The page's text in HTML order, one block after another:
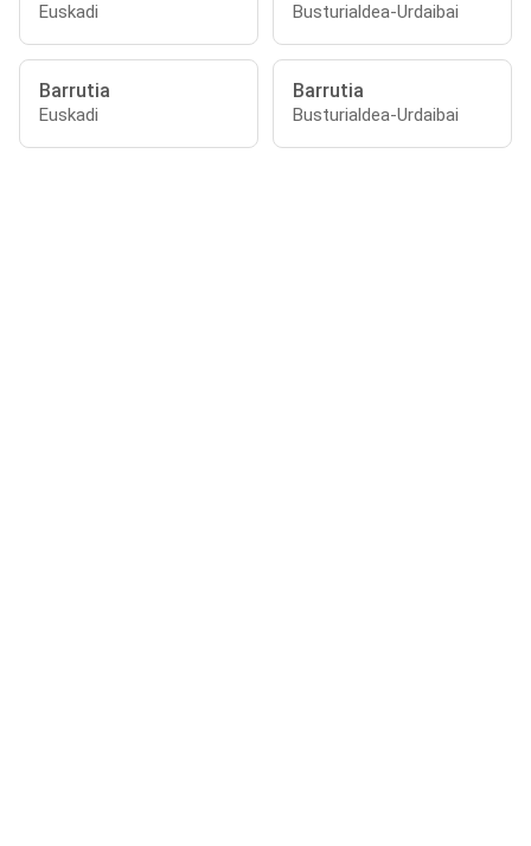
Euskadi Busturialdea-Urdaibai
Barrutia
Euskadi
Barrutia
Busturialdea-Urdaibai